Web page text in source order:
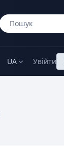
UA Увійти